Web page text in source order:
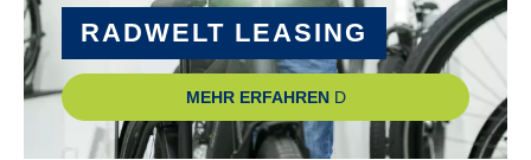
Aluminium
RAHMENGRÖSSE :
46 cm
RADWELT LEASING
MEHR ERFAHREN